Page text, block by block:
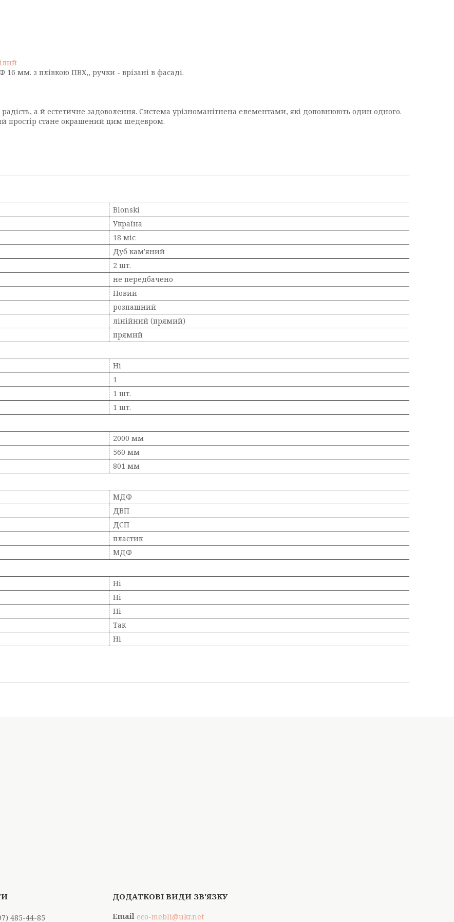
мм. з плівкою ПВХ,, ручки - врізані в фасаді.
а й естетичне задоволення. Система урізноманітнена елементами, які доповнюють один одного.
простір стане окрашений цим шедевром.
Blonski
Україна
18 міс
Дуб кам'яний
2 шт.
не передбачено
Новий
розпашний
лінійний (прямий)
прямий
Ні
1
1 шт.
1 шт.
2000 мм
560 мм
801 мм
МДФ
ДВП
ДСП
пластик
МДФ
Ні
Ні
Ні
Так
Ні
485-44-85 eco-mebli@ukr.net